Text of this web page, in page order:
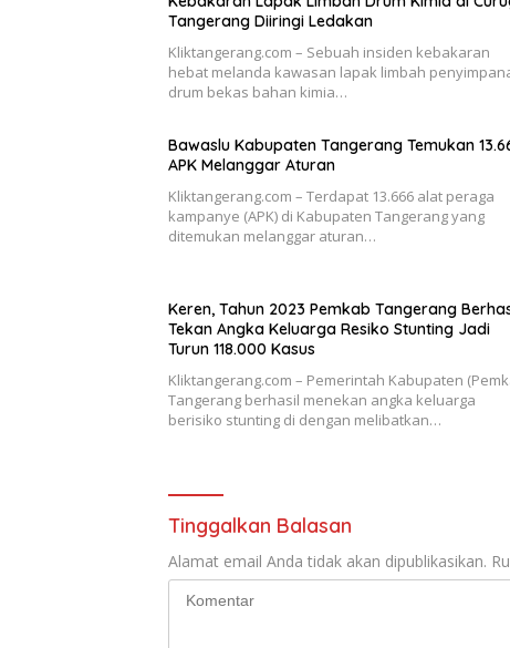
Tangerang Diiringi Ledakan
Kliktangerang.com – Sebuah insiden kebakaran
hebat melanda kawasan lapak limbah
drum bekas bahan kimia…
Bawaslu Kabupaten Tangerang Temukan
APK Melanggar Aturan
Kliktangerang.com – Terdapat 13.666 alat peraga
kampanye (APK) di Kabupaten Tangerang yang
ditemukan melanggar aturan…
Keren, Tahun 2023 Pemkab Tangerang
Tekan Angka Keluarga Resiko Stunting Jadi
Turun 118.000 Kasus
Kliktangerang.com – Pemerintah Kabupaten
Tangerang berhasil menekan angka keluarga
berisiko stunting di dengan melibatkan…
Tinggalkan Balasan
Alamat email Anda tidak akan dipublikasikan.